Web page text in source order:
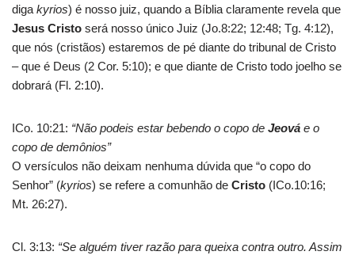
digakyrios) é nosso juiz, quando a Bíblia claramente revela que
Jesus Cristo será nosso único Juiz (Jo.8:22; 12:48; Tg. 4:12),
que nós (cristãos) estaremos de pé diante do tribunal de Cristo
– que é Deus (2 Cor. 5:10); e que diante de Cristo todo joelho se
dobrará (Fl. 2:10).
ICo. 10:21: “Não podeis estar bebendo o copo de Jeová e o
copo de demônios”
O versículos não deixam nenhuma dúvida que “o copo do
Senhor” (kyrios) se refere a comunhão de Cristo (ICo.10:16;
Mt. 26:27).
Cl. 3:13: “Se alguém tiver razão para queixa contra outro. Assim